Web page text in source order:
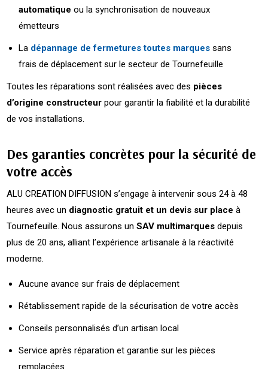
automatique ou la synchronisation de nouveaux
émetteurs
La dépannage de fermetures toutes marques sans
frais de déplacement sur le secteur de Tournefeuille
Toutes les réparations sont réalisées avec des pièces
d’origine constructeur pour garantir la fiabilité et la durabilité
de vos installations.
Des garanties concrètes pour la sécurité de
votre accès
ALU CREATION DIFFUSION s’engage à intervenir sous 24 à 48
heures avec un diagnostic gratuit et un devis sur place à
Tournefeuille. Nous assurons unSAV multimarques depuis
plus de 20 ans, alliant l’expérience artisanale à la réactivité
moderne.
Aucune avance sur frais de déplacement
Rétablissement rapide de la sécurisation de votre accès
Conseils personnalisés d’un artisan local
Service après réparation et garantie sur les pièces
remplacées